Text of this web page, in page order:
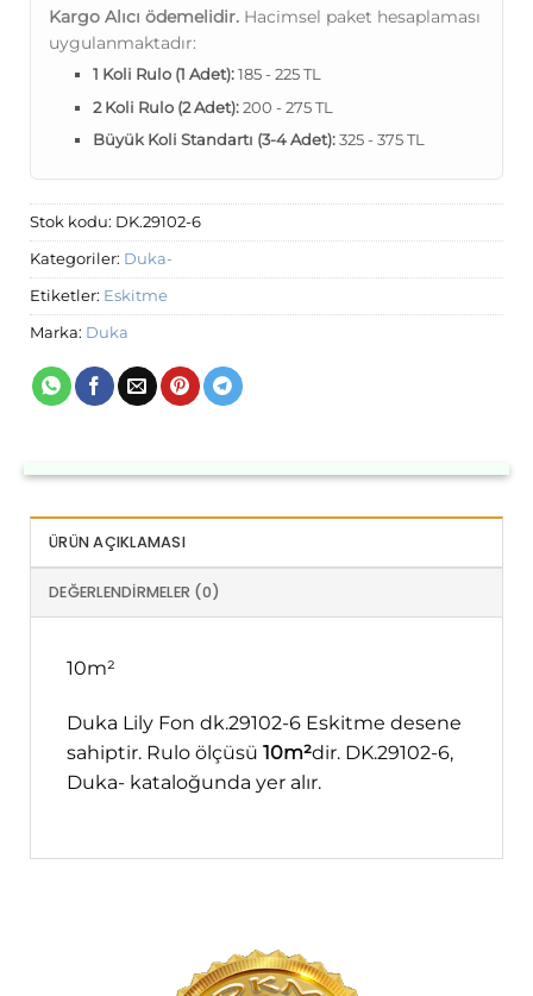
Kargo Alıcı ödemelidir. Hacimsel paket hesaplaması
uygulanmaktadır:
1 Koli Rulo (1 Adet):185 - 225 TL
2 Koli Rulo (2 Adet):200 - 275 TL
Büyük Koli Standartı (3-4 Adet):325 - 375 TL
Stok kodu: DK.29102-6
Kategoriler: Duka-
Etiketler: Eskitme
Marka: Duka
ÜRÜN AÇIKLAMASI
DEĞERLENDIRMELER (0)
10m²
Duka Lily Fon dk.29102-6 Eskitme desene
sahiptir. Rulo ölçüsü 10m²dir. DK.29102-6,
Duka- kataloğunda yer alır.